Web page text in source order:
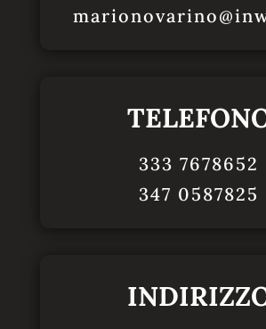
333 7678652
347 0587825